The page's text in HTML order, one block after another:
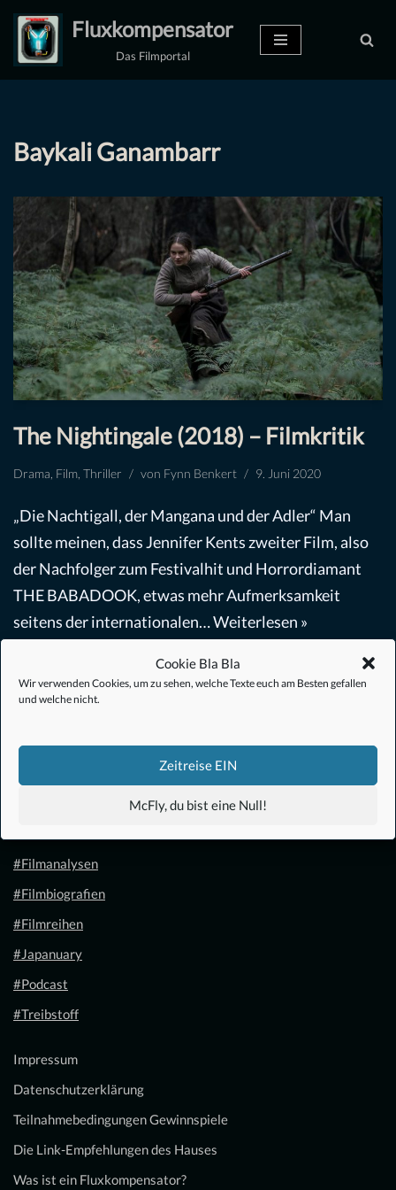
Cookie Bla Bla
Wir verwenden Cookies, um zu sehen, welche Texte euch am Besten gefallen
und welche nicht.
Zeitreise EIN
McFly, du bist eine Null!
Zum
Inhalt
Fluxkompensator
Das Filmportal
Baykali Ganambarr
The Nightingale (2018) – Filmkritik
Drama Film Thriller von Fynn Benkert 9. Juni 2020
„Die Nachtigall, der Mangana und der Adler“ Man
sollte meinen, dass Jennifer Kents zweiter Film, also
der Nachfolger zum Festivalhit und Horrordiamant
THE BABADOOK, etwas mehr Aufmerksamkeit
seitens der internationalen…Weiterlesen »
#Filmanalysen
#Filmbiografien
#Filmreihen
#Japanuary
#Podcast
#Treibstoff
Impressum
Datenschutzerklärung
Teilnahmebedingungen Gewinnspiele
Die Link-Empfehlungen des Hauses
Was ist ein Fluxkompensator?